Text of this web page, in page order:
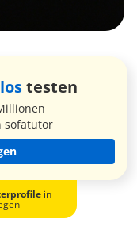
testen
sofatutor
in